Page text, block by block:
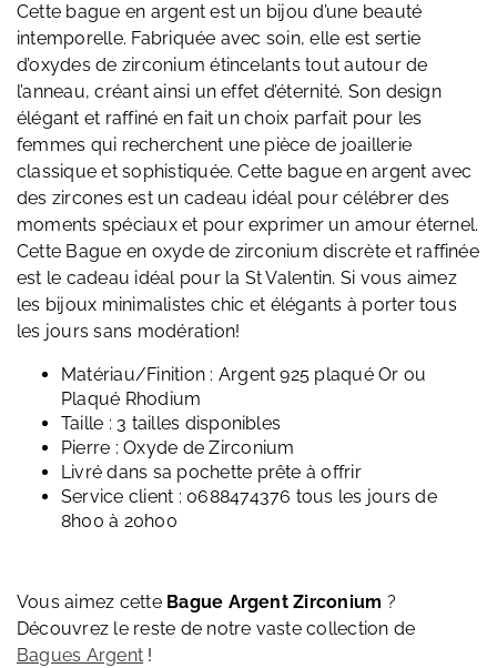
Cette bague en argent est un bijou d’une beauté
intemporelle. Fabriquée avec soin, elle est sertie
d’oxydes de zirconium étincelants tout autour de
l’anneau, créant ainsi un effet d’éternité. Son design
élégant et raffiné en fait un choix parfait pour les
femmes qui recherchent une pièce de joaillerie
classique et sophistiquée. Cette bague en argent avec
des zircones est un cadeau idéal pour célébrer des
moments spéciaux et pour exprimer un amour éternel.
Cette Bague en oxyde de zirconium discrète et raffinée
est le cadeau idéal pour la St Valentin. Si vous aimez
les bijoux minimalistes chic et élégants à porter tous
les jours sans modération!
Matériau/Finition : Argent 925 plaqué Or ou
Plaqué Rhodium
Taille : 3 tailles disponibles
Pierre : Oxyde de Zirconium
Livré dans sa pochette prête à offrir
Service client : 0688474376 tous les jours de
8h00 à 20h00
Vous aimez cette Bague Argent Zirconium ?
Découvrez le reste de notre vaste collection de
Bagues Argent !